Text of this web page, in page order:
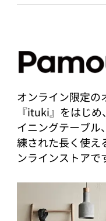
オンライン限定の
『ituki』をはじ
イニングテーブル
練された長く使え
ンラインストアで